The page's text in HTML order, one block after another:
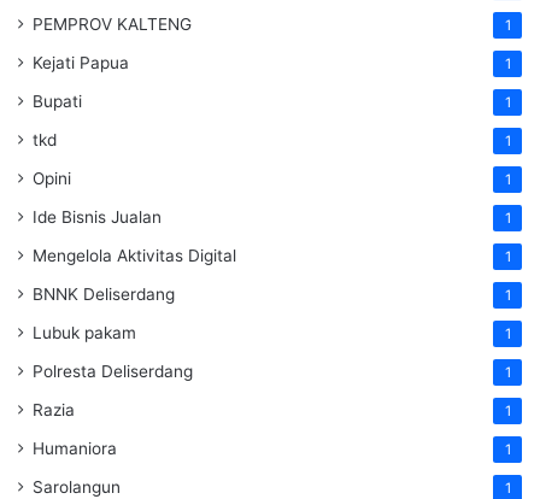
PEMPROV KALTENG 1
Kejati Papua 1
Bupati 1
tkd 1
Opini 1
Ide Bisnis Jualan 1
Mengelola Aktivitas Digital 1
BNNK Deliserdang 1
Lubuk pakam 1
Polresta Deliserdang 1
Razia 1
Humaniora 1
Sarolangun 1